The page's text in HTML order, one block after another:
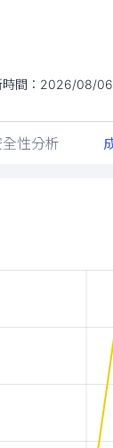
間： 2026/08/
全性分析